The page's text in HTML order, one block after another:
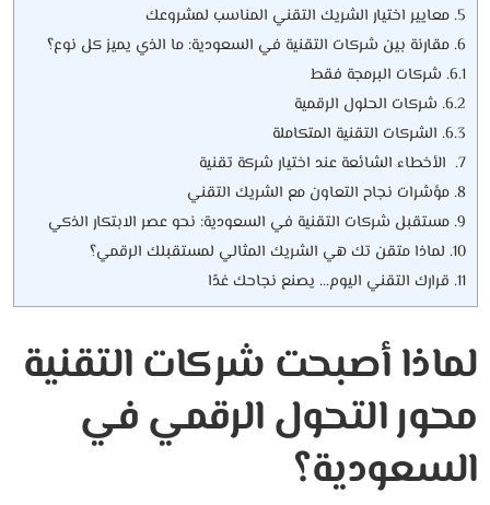
5. معايير اختيار الشريك التقني المناسب لمشروعك
6. مقارنة بين شركات التقنية في السعودية: ما الذي يميز كل نوع؟
6.1. شركات البرمجة فقط
6.2. شركات الحلول الرقمية
6.3. الشركات التقنية المتكاملة
7. الأخطاء الشائعة عند اختيار شركة تقنية
8. مؤشرات نجاح التعاون مع الشريك التقني
9. مستقبل شركات التقنية في السعودية: نحو عصر الابتكار الذكي
10. لماذا متقن تك هي الشريك المثالي لمستقبلك الرقمي؟
11. قرارك التقني اليوم… يصنع نجاحك غدًا
لماذا أصبحت شركات التقنية
محور التحول الرقمي في
السعودية؟